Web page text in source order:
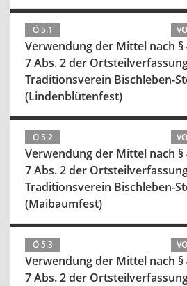
Ö 5.1 VO
Verwendung der Mittel nach §
7 Abs. 2 der
Traditionsverein Bischleben-
(Lindenblütenfest)
Ö 5.2 VO
Verwendung der Mittel nach §
7 Abs. 2 der
Traditionsverein Bischleben-
(Maibaumfest)
Ö 5.3 VO
Verwendung der Mittel nach §
7 Abs. 2 der